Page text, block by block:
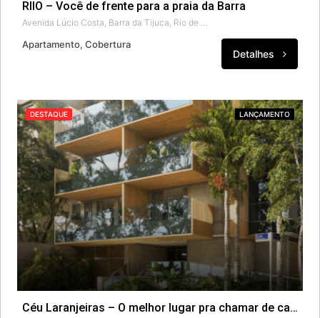
RIIO – Você de frente para a praia da Barra
Avenida Lúcio Costa, Barra da Tijuca, Rio de Janeiro, Região Geográfica Imediata do Rio de Janeiro, Região Metropolitana do Rio de Janeiro, Região Geográfica Intermediária do Rio de Janeiro, Rio de Janeiro, Região Sudeste, 22795-006, Brasil
Apartamento, Cobertura
Detalhes
DESTAQUE LANÇAMENTO
Céu Laranjeiras – O melhor lugar pra chamar de casa.